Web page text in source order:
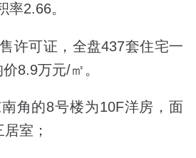
率2.66。
许可证，全盘437套住宅一
8.9万元/㎡。
角的8号楼为10F洋房，面
室；